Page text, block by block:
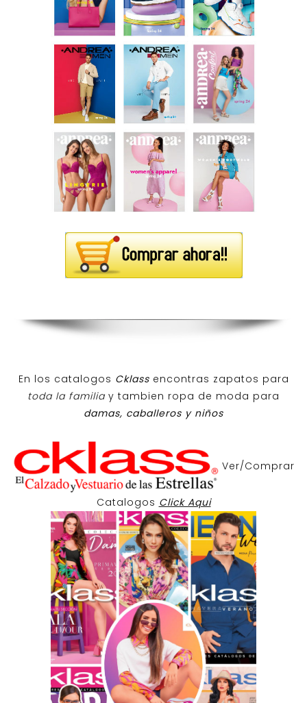
En los catalogos Cklass encontras zapatos para
toda la familiay tambien ropa de moda para
damas, caballeros y niños
Ver/Comprar
Catalogos Click Aqui